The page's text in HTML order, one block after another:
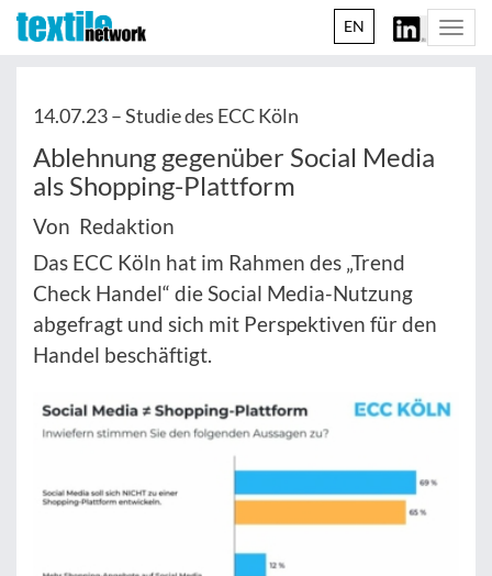
EN
14.07.23 –Studie des ECC Köln
Ablehnung gegenüber Social Media
als Shopping-Plattform
Von Redaktion
Das ECC Köln hat im Rahmen des „Trend
Check Handel“ die Social Media-Nutzung
abgefragt und sich mit Perspektiven für den
Handel beschäftigt.